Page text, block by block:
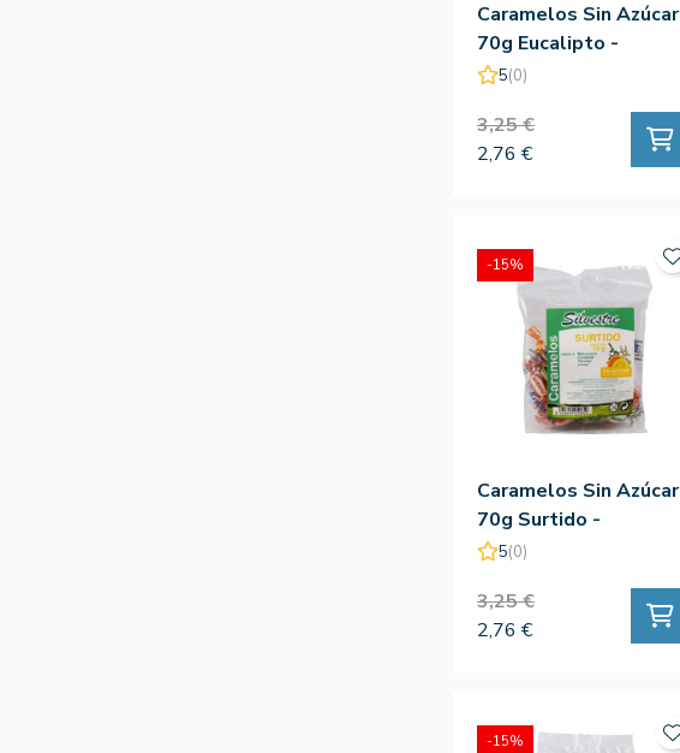
Caramelos Sin Azúcar
70g Eucalipto -
Silvestre
5(0)
3,25 €
2,76 €
Caramelos Sin Azúcar
70g Surtido -
Silvestre
5(0)
3,25 €
2,76 €
-15%
-15%